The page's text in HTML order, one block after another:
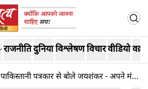
राजनीतिदुनियाविश्लेषणविचारवीडियो
पत्रकार से बोले जयशंकर - अपने मंत्री